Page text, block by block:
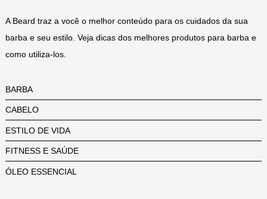
A Beard traz a você o melhor conteúdo para os cuidados da sua
barba e seu estilo. Veja dicas dos melhores produtos para barba e
como utiliza-los.
BARBA
CABELO
ESTILO DE VIDA
FITNESS E SAÚDE
ÓLEO ESSENCIAL